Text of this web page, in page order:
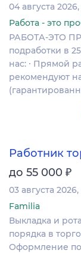
04 августа 2026
Работа - это
РАБОТА-ЭТО
подработки в
нас: ∙ Прямой
рекомендуют
Работник
до 55 000 ₽
03 августа 2026
Familia
Выкладка и
порядка в
Оформление по